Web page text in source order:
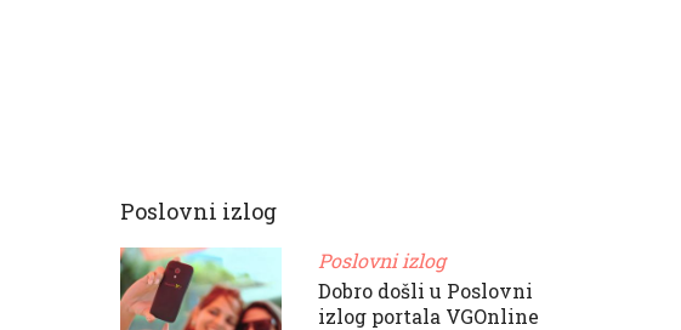
Poslovni izlog
Poslovni izlog
Dobro došli u Poslovni
izlog portala VGOnline